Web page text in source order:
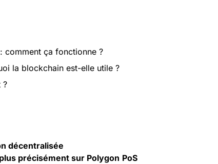
comment ça fonctionne ?
la blockchain est-elle utile ?
?
décentralisée
précisément sur Polygon PoS